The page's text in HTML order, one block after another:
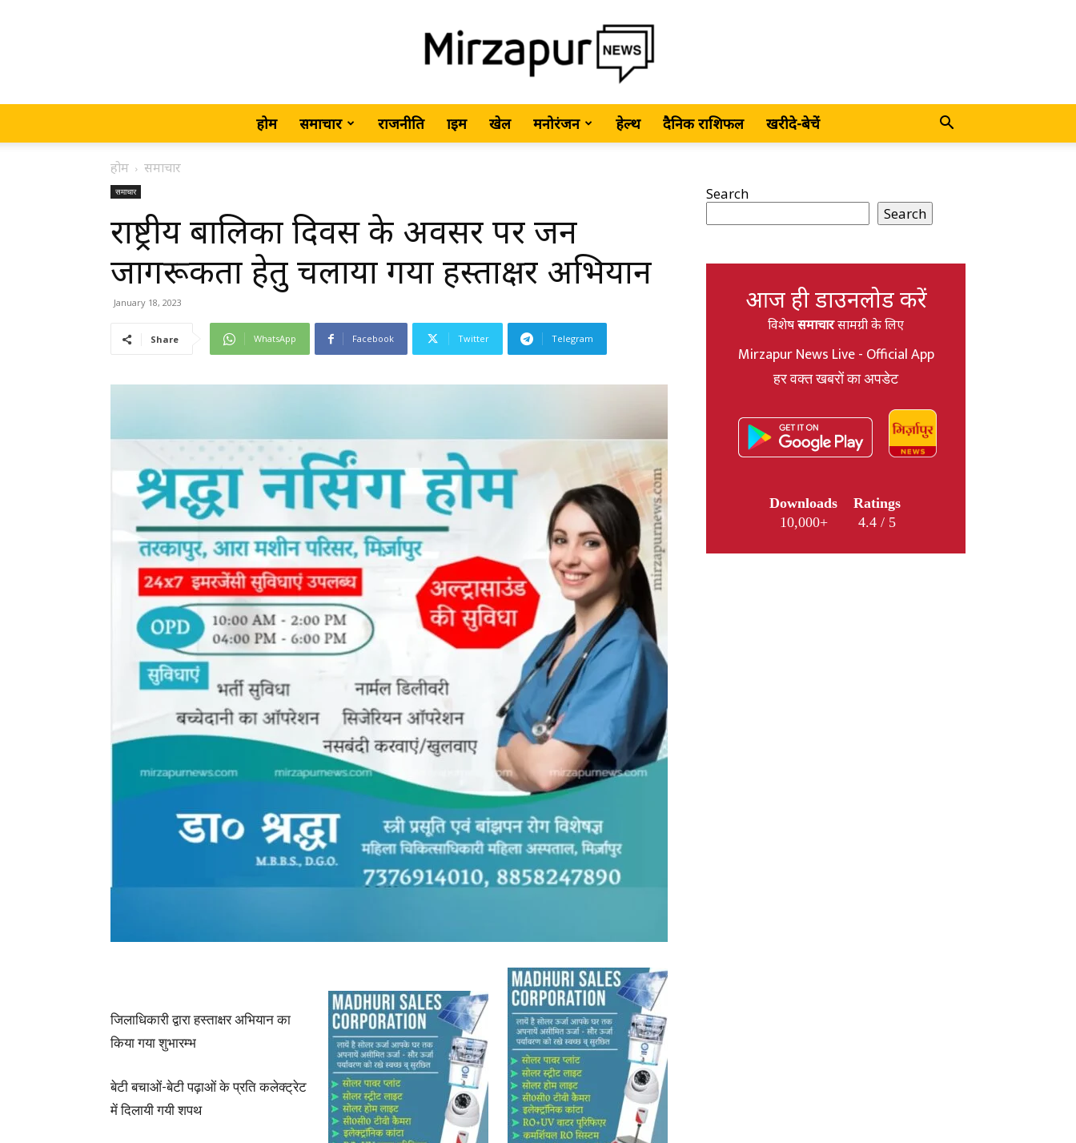
MirzapurNews.com
•
Hindi
Latest
News
Hindi,
Today
Hindi
होम समाचार राजनीति क्राइम खेल मनोरंजन हेल्थ दैनिक राशिफल खरीदे-बेचें
होम समाचार
समाचार
राष्ट्रीय बालिका दिवस के अवसर पर जन
जागरूकता हेतु चलाया गया हस्ताक्षर अभियान
January 18, 2023
Share WhatsApp Facebook Twitter Telegram
जिलाधिकारी द्वारा हस्ताक्षर अभियान का
किया गया शुभारम्भ
बेटी बचाओं-बेटी पढ़ाओं के प्रति कलेक्ट्रेट
में दिलायी गयी शपथ
Search
Search
आज ही डाउनलोड करें
विशेषसमाचारसामग्री के लिए
Mirzapur News Live - Official App
हर वक्त खबरों का अपडेट
Downloads
10,000+
Ratings
4.4 / 5